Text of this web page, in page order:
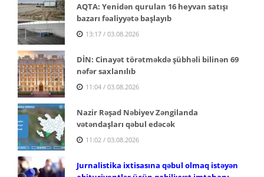
AQTA: Yenidən qurulan 16 heyvan satışı
bazarı fəaliyyətə başlayıb
13:17 / 03.08.2026
DİN: Cinayət törətməkdə şübhəli bilinən 69
nəfər saxlanılıb
11:04 / 03.08.2026
Nazir Rəşad Nəbiyev Zəngilanda
vətəndaşları qəbul edəcək
11:02 / 03.08.2026
Jurnalistika ixtisasına qəbul olmaq istəyən